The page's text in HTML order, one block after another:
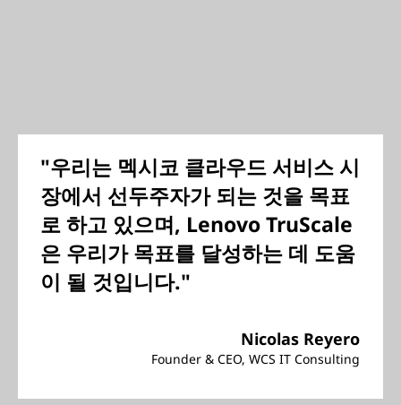
"우리는 멕시코 클라우드 서비스 시
장에서 선두주자가 되는 것을 목표
로 하고 있으며, Lenovo TruScale
은 우리가 목표를 달성하는 데 도움
이 될 것입니다."
Nicolas Reyero
Founder & CEO, WCS IT Consulting